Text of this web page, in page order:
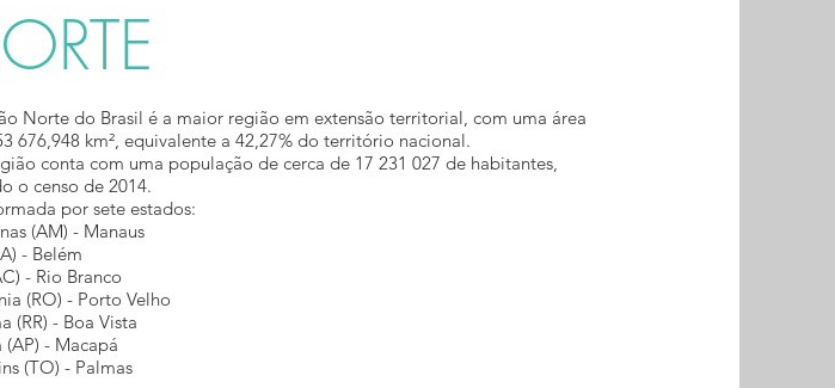
Norte do Brasil é a maior região em extensão territorial, com uma área
676,948 km², equivalente a 42,27% do território nacional.
conta com uma população de cerca de 17 231 027 de habitantes,
o censo de 2014.
por sete estados:
(AM) - Manaus
- Belém
- Rio Branco
(RO) - Porto Velho
(RR) - Boa Vista
(AP) - Macapá
(TO) - Palmas